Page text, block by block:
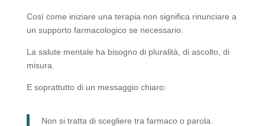
Così come iniziare una terapia non significa rinunciare a
un supporto farmacologico se necessario.
La salute mentale ha bisogno di pluralità, di ascolto, di
misura.
E soprattutto di un messaggio chiaro:
Non si tratta di scegliere tra farmaco o parola.